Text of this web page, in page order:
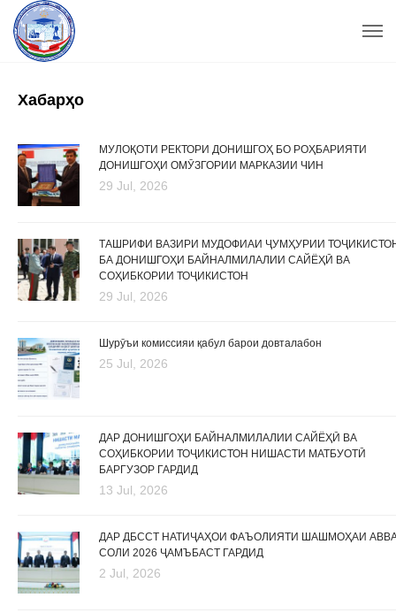
Хабарҳо
МУЛОҚОТИ РЕКТОРИ ДОНИШГОҲ БО РОҲБАРИЯТИ
ДОНИШГОҲИ ОМӮЗГОРИИ МАРКАЗИИ ЧИН
29 Jul, 2026
ТАШРИФИ ВАЗИРИ МУДОФИАИ ҶУМҲУРИИ
БА ДОНИШГОҲИ БАЙНАЛМИЛАЛИИ САЙЁҲӢ ВА
СОҲИБКОРИИ ТОҶИКИСТОН
29 Jul, 2026
Шурӯъи комиссияи қабул барои довталабон
25 Jul, 2026
ДАР ДОНИШГОҲИ БАЙНАЛМИЛАЛИИ САЙЁҲӢ ВА
СОҲИБКОРИИ ТОҶИКИСТОН НИШАСТИ МАТБУОТӢ
БАРГУЗОР ГАРДИД
13 Jul, 2026
ДАР ДБССТ НАТИҶАҲОИ ФАЪОЛИЯТИ ШАШМОҲАИ
СОЛИ 2026 ҶАМЪБАСТ ГАРДИД
2 Jul, 2026